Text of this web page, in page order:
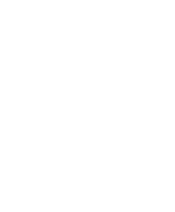
Spezialangebote erhalten und